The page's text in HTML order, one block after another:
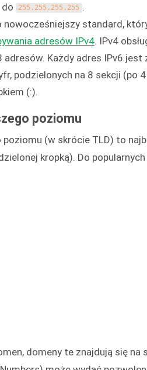
255.255.255.255
nowocześniejszy standard,
adresów IPv4 . IPv4
adresów. Każdy adres IPv6
podzielonych na 8 sekcji (po
(:).
poziomu
poziomu (w skrócie TLD) to
kropką). Do
domeny te znajdują się